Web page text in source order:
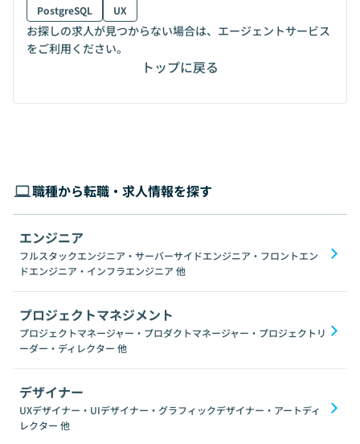
PostgreSQL
UX
お探しの求人が見つからない場合は、エージェントサービス
をご利用ください。
トップに戻る
職種から転職・求人情報を探す
エンジニア
フルスタックエンジニア・サーバーサイドエンジニア・フロントエン
ドエンジニア・インフラエンジニア 他
プロジェクトマネジメント
プロジェクトマネージャー・プロダクトマネージャー・プロジェクトリ
ーダー・ディレクター 他
デザイナー
UXデザイナー・UIデザイナー・グラフィックデザイナー・アートディ
レクター 他